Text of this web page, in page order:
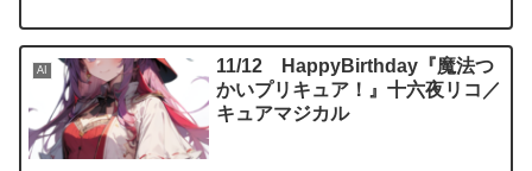
AI
11/12 HappyBirthday『魔法つ
かいプリキュア！』十六夜リコ／
キュアマジカル